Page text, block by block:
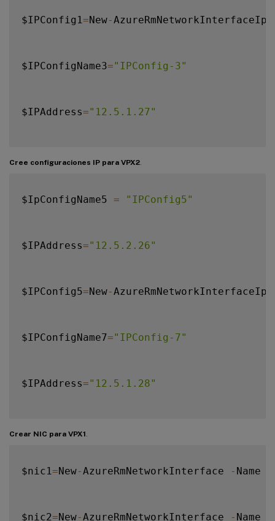
$IPConfig1 =New-
$IPConfigName3="IPConfig-3"
$IPAddress="12.5.1.27"
$IPConfig3 New
$IPConfigName4 = "IPConfig-4"
$IPAddress "12.5.3.24"
$IPConfig4 = New-
Cree configuraciones IP para VPX2
$IpConfigName5 = "IPConfig5"
$IPAddress="12.5.2.26"
$IPConfig5=New-
$IPConfigName7="IPConfig-7"
$IPAddress="12.5.1.28"
$IPConfig7=
$IPConfigName8 ="IPConfig-8"
Crear NIC para VPX1
$nic1 =New-AzureRmNetworkInterface - Name
$nic2=New-AzureRmNetworkInterface - Name